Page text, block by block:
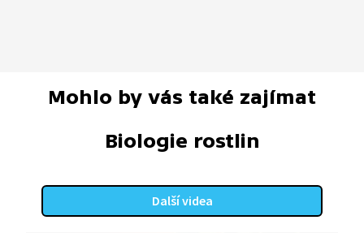
Mohlo by vás také zajímat
Biologie rostlin
Další videa